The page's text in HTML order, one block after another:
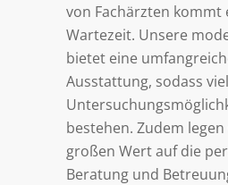
von Fachärzten kommt
Wartezeit. Unsere
bietet eine
Ausstattung, sodass
bestehen. Zudem
großen Wert auf die
Beratung und